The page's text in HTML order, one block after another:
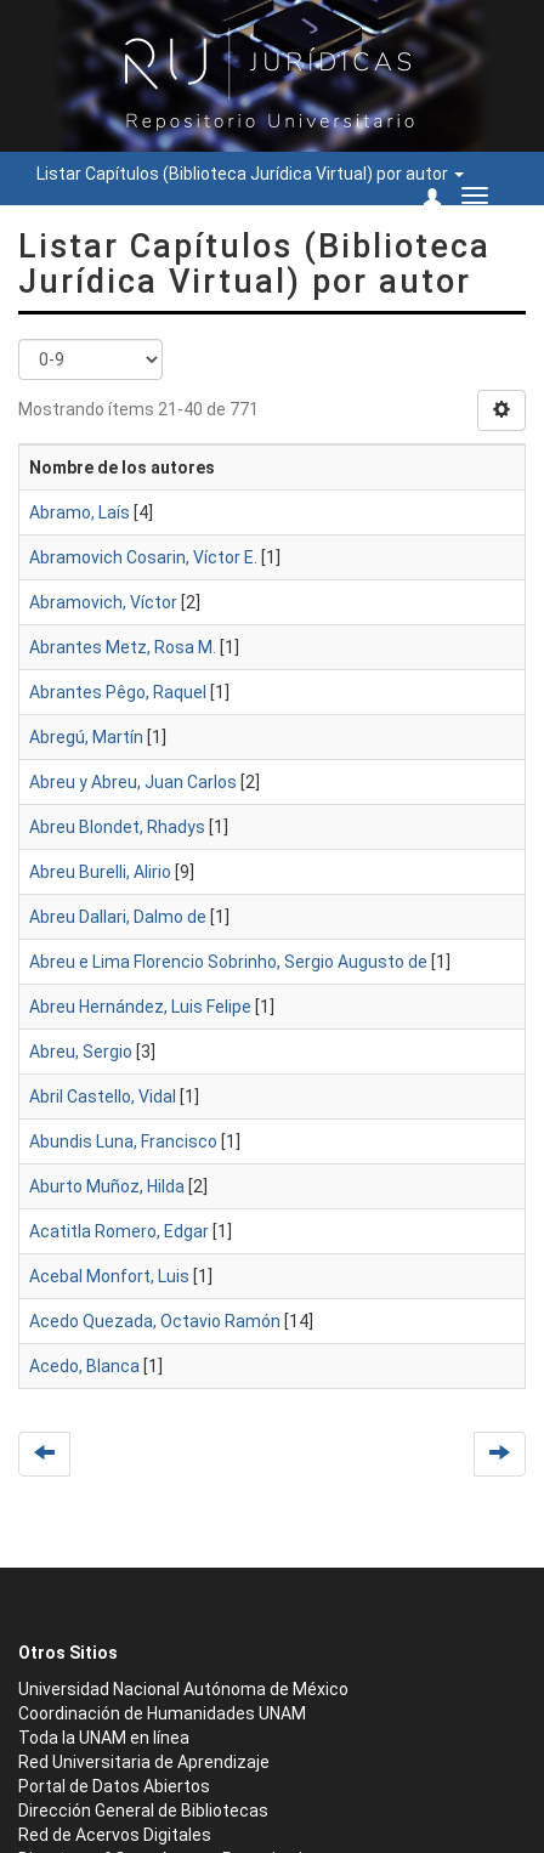
Listar Capítulos (Biblioteca Jurídica Virtual) por autor
Cambiar
Listar Capítulos (Biblioteca
Jurídica Virtual) por autor
Mostrando ítems 21-40 de 771
Nombre de los autores
Abramo, Laís [4]
Abramovich Cosarin, Víctor E. [1]
Abramovich, Víctor [2]
Abrantes Metz, Rosa M. [1]
Abrantes Pêgo, Raquel [1]
Abregú, Martín [1]
Abreu y Abreu, Juan Carlos [2]
Abreu Blondet, Rhadys [1]
Abreu Burelli, Alirio [9]
Abreu Dallari, Dalmo de [1]
Abreu e Lima Florencio Sobrinho, Sergio Augusto de [1]
Abreu Hernández, Luis Felipe [1]
Abreu, Sergio [3]
Abril Castello, Vidal [1]
Abundis Luna, Francisco [1]
Aburto Muñoz, Hilda [2]
Acatitla Romero, Edgar [1]
Acebal Monfort, Luis [1]
Acedo Quezada, Octavio Ramón [14]
Acedo, Blanca [1]
Otros Sitios
Universidad Nacional Autónoma de México
Coordinación de Humanidades UNAM
Toda la UNAM en línea
Red Universitaria de Aprendizaje
Portal de Datos Abiertos
Dirección General de Bibliotecas
Red de Acervos Digitales